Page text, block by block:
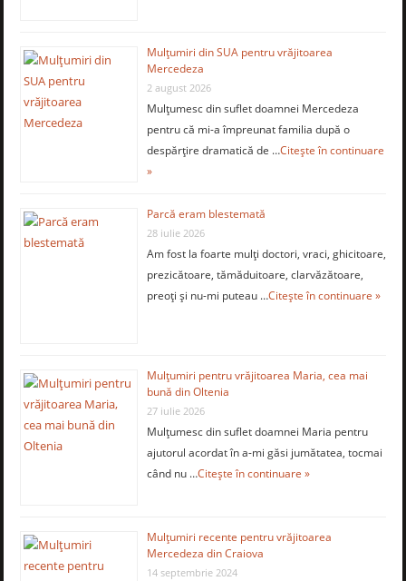
Mulţumiri din SUA pentru vrăjitoarea
Mercedeza
2 august 2026
Mulţumesc din suflet doamnei Mercedeza
pentru că mi-a împreunat familia după o
despărţire dramatică de …Citește în continuare
»
Parcă eram blestemată
28 iulie 2026
Am fost la foarte mulţi doctori, vraci, ghicitoare,
prezicătoare, tămăduitoare, clarvăzătoare,
preoţi şi nu-mi puteau …Citește în continuare »
Mulţumiri pentru vrăjitoarea Maria, cea mai
bună din Oltenia
27 iulie 2026
Mulţumesc din suflet doamnei Maria pentru
ajutorul acordat în a-mi găsi jumătatea, tocmai
când nu …Citește în continuare »
Mulţumiri recente pentru vrăjitoarea
Mercedeza din Craiova
14 septembrie 2024